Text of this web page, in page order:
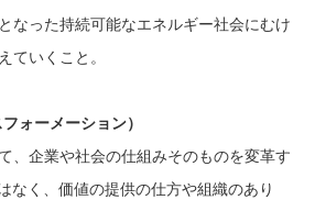
なった持続可能なエネルギー社会にむけ
ていくこと。
ォーメーション）
、企業や社会の仕組みそのものを変革す
なく、価値の提供の仕方や組織のあり